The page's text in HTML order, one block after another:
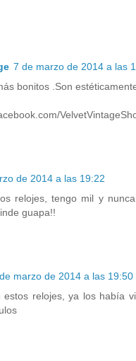
7 de marzo de 2014 a las
bonitos .Son
de 2014 a las 19:22
relojes, tengo mil y
guapa!!
marzo de 2014 a las 19:50
estos relojes, ya los había